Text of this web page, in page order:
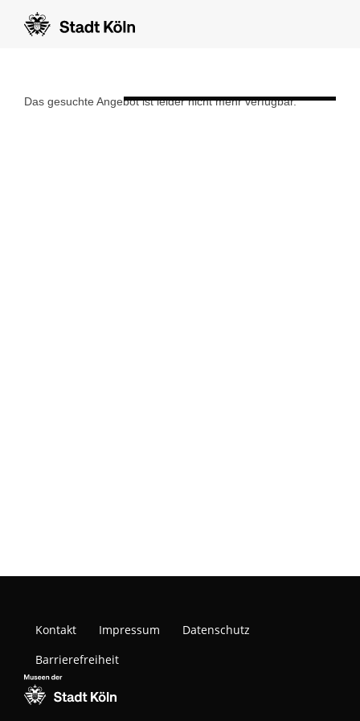
Das gesuchte Angebot ist leider nicht mehr verfügbar.
Kontakt Impressum
Datenschutz
Barrierefreiheit